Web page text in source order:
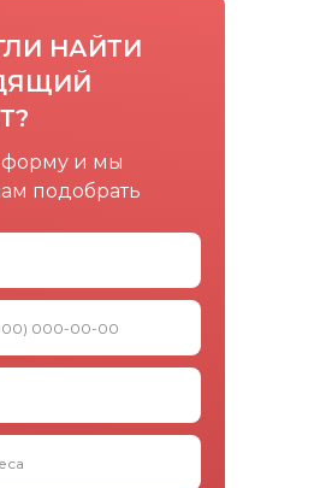
НАЙТИ
форму и мы
подобрать